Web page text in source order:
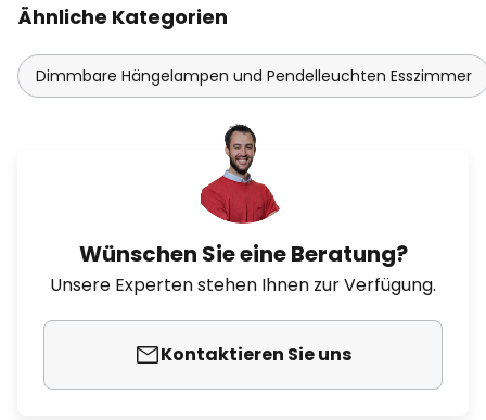
Ähnliche Kategorien
Dimmbare Hängelampen und Pendelleuchten Esszimmer
Wünschen Sie eine Beratung?
Unsere Experten stehen Ihnen zur Verfügung.
Kontaktieren Sie uns